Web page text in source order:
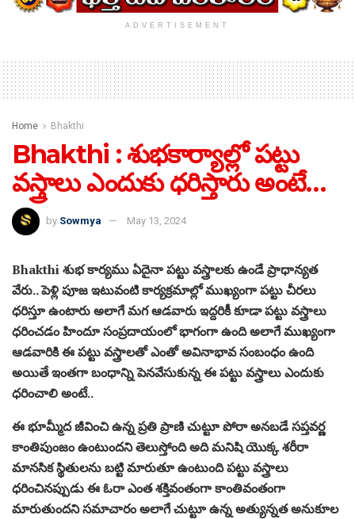
ADVERTISEMENT
Home Bhakthi
Bhakthi : శుభకార్యాల్లో పట్టు
వస్త్రాలు ఎందుకు ధరిస్తారు అంటే…
by Sowmya May 13, 2024
Bhakthi శుభ కార్యము ఏదైనా పట్టు వస్త్రాలకు ఉండే ప్రాధాన్యత
వేరు.. పెళ్లి పూజ ఇటువంటి కార్యక్రమాల్లో ముఖ్యంగా పట్టు చీరలు
ధరిస్తూ ఉంటారు అలాగే మగ ఆడవారు ఇద్దరికీ కూడా పట్టు వస్త్రాలు
ధరించడం హిందూ సంప్రదాయంలో భాగంగా ఉంది అలాగే ముఖ్యంగా
ఆడవారికి ఈ పట్టు వస్త్రాలతో ఎంతో అవినాభావ సంబంధం ఉంది
అయితే ఇంతగా బంధాన్ని పెనవేసుకున్న ఈ పట్టు వస్త్రాలు ఎందుకు
ధరించాలి అంటే..
ఈ భూమ్మీద జీవించి ఉన్న ప్రతి ప్రాణి చుట్టూ పోరా అనబడే సప్తవర్ణ
కాంతిపుంజం ఉంటుందని తెలుస్తోంది అది మనిషి యొక్క శరీరా
మానసిక స్థితులను బట్టి మారుతూ ఉంటుంది పట్టు వస్త్రాలు
ధరించినప్పుడు ఈ ఓరా ఎంత శక్తివంతంగా కాంతివంతంగా
మారుతుందని సమాచారం అలాగే చుట్టూ ఉన్న అత్యున్నత అనుకూల